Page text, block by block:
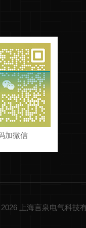
加微信
上海言泉电气科技